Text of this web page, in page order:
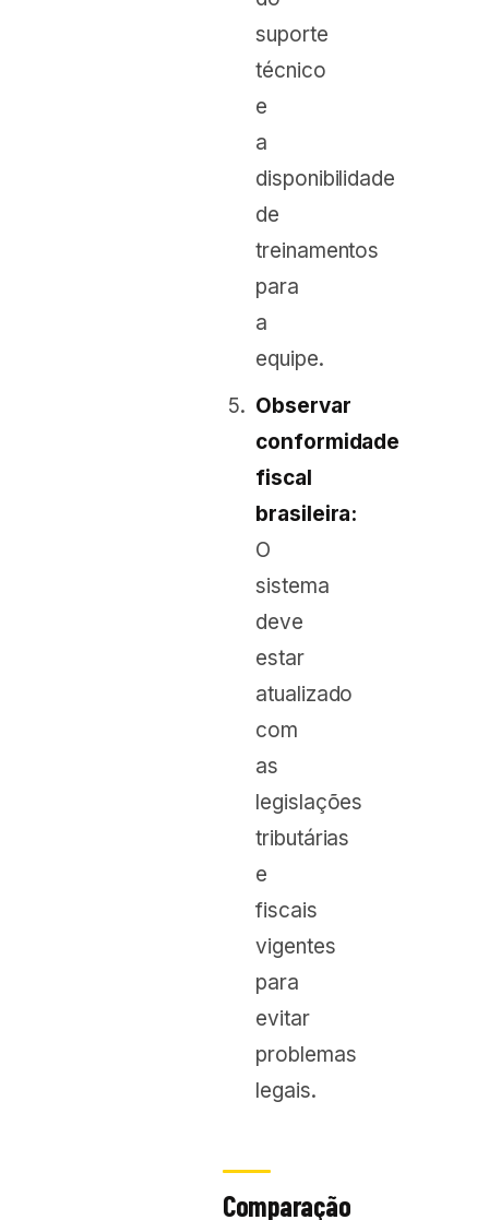
suporte
técnico
e
a
disponibilidade
de
treinamentos
para
a
equipe.
Observar
conformidade
fiscal
brasileira:
O
sistema
deve
estar
atualizado
com
as
legislações
tributárias
e
fiscais
vigentes
para
evitar
problemas
legais.
Comparação